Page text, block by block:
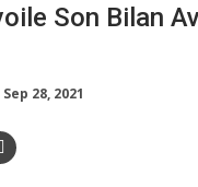
Son Bilan
Sep 28, 2021